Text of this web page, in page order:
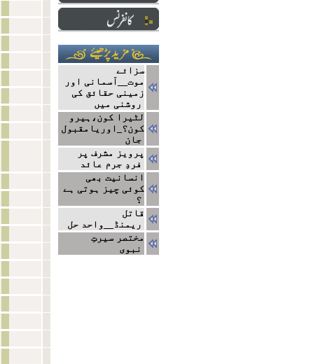
سزائے
موت__آسمانی اور
زمینی حقائق کی
روشنی میں
لٹیرا کون،ہیرو
کون؟_اوریامقبول
جان
پرویز مشرف پر
فردِ جرم عائد
انسانیت بھی
کوئی چیز ہوتی ہے
؟
قاتل
ریمنڈ__واحد حل
مختصر سیرتِ
نبوی